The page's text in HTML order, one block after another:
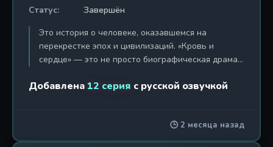
Статус:
Завершён
Это история о человеке, оказавшемся на
перекрестке эпох и цивилизаций. «Кровь и
сердце» — это не просто биографическая драма,
японского юноши, который выбрал путь, идущий
Кюсю, но волею судьбы еще в детстве оказался в
оккупированном Китае. После капитуляции
Добавлена 12 серия с русской озвучкой
🕒 2 месяца назад